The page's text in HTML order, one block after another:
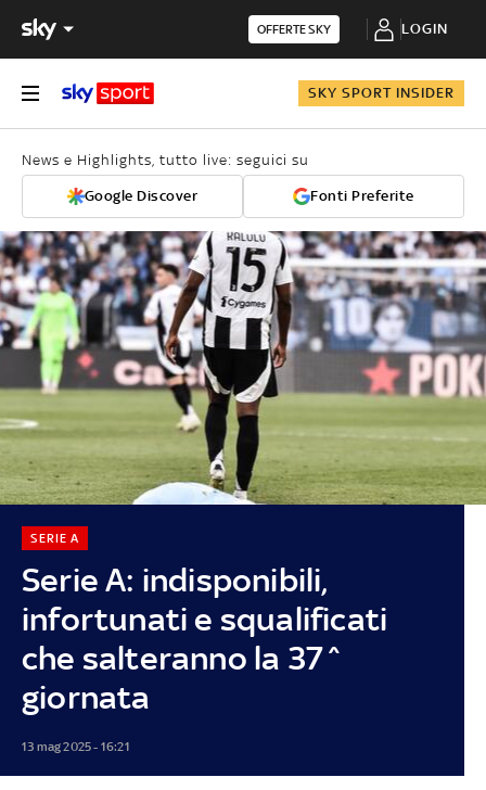
OFFERTE SKY LOGIN
SKY SPORT INSIDER
News e Highlights, tutto live: seguici su
Google Discover Fonti Preferite
Serie A: indisponibili,
infortunati e squalificati
che salteranno la 37^
giornata
SERIE A
13 mag 2025 - 16:21